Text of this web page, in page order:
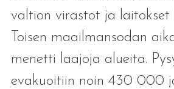
valtion virastot ja laitokset
Toisen maailmansodan
menetti laajoja alueita.
evakuoitiin noin 430 000